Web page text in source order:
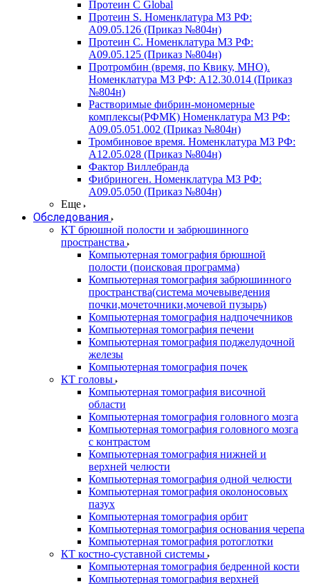
Протеин C Global
Протеин S. Номенклатура МЗ РФ:
A09.05.126 (Приказ №804н)
Протеин С. Номенклатура МЗ РФ:
A09.05.125 (Приказ №804н)
Протромбин (время, по Квику, МНО).
Номенклатура МЗ РФ: A12.30.014 (Приказ
№804н)
Растворимые фибрин-мономерные
комплексы(РФМК) Номенклатура МЗ РФ:
A09.05.051.002 (Приказ №804н)
Тромбиновое время. Номенклатура МЗ РФ:
A12.05.028 (Приказ №804н)
Фактор Виллебранда
Фибриноген. Номенклатура МЗ РФ:
A09.05.050 (Приказ №804н)
Еще
Обследования
КТ брюшной полости и забрюшинного
пространства
Компьютерная томография брюшной
полости (поисковая программа)
Компьютерная томография забрюшинного
пространства(система мочевыведения
почки,мочеточники,мочевой пузырь)
Компьютерная томография надпочечников
Компьютерная томография печени
Компьютерная томография поджелудочной
железы
Компьютерная томография почек
КТ головы
Компьютерная томография височной
области
Компьютерная томография головного мозга
Компьютерная томография головного мозга
с контрастом
Компьютерная томография нижней и
верхней челюсти
Компьютерная томография одной челюсти
Компьютерная томография околоносовых
пазух
Компьютерная томография орбит
Компьютерная томография основания черепа
Компьютерная томография ротоглотки
КТ костно-суставной системы
Компьютерная томография бедренной кости
Компьютерная томография верхней